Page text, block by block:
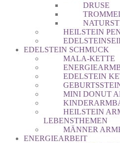
DRUSE
HEILSTEIN
EDELSTEIN SCHMUCK
MALA-KETTE
EDELSTEIN
MINI DONUT
HEILSTEIN
LEBENSTHEMEN
MÄNNER
ENERGIEARBEIT